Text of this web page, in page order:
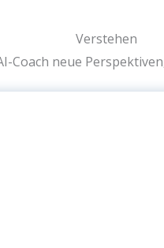
Verstehen
Coach neue